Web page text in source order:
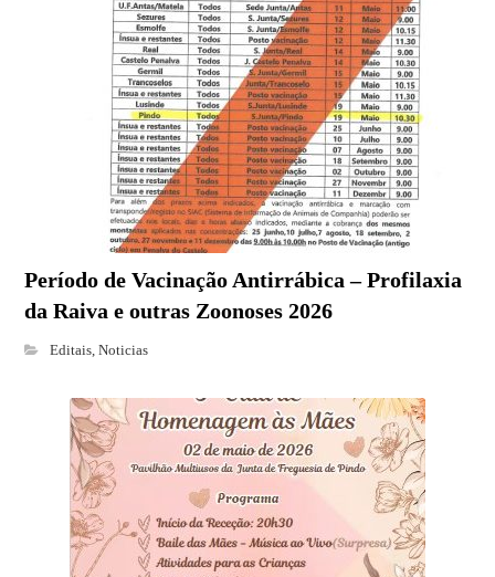
Período de Vacinação Antirrábica – Profilaxia
da Raiva e outras Zoonoses 2026
Editais ,Noticias